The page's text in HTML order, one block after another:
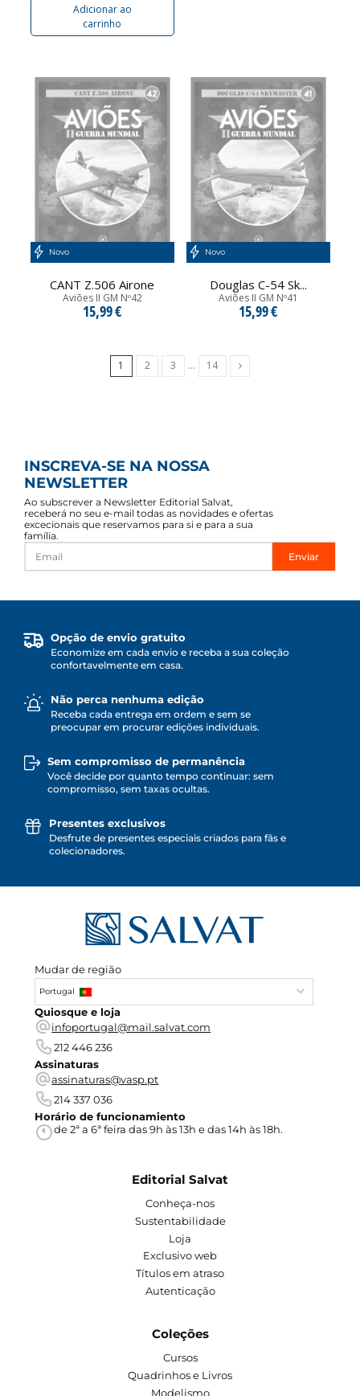
Adicionar ao
carrinho
Novo
CANT Z.506 Airone
Aviões II GM Nº42
15,99 €
Novo
Douglas C-54 Sk...
Aviões II GM Nº41
15,99 €
1 2 3 … 14 Próximo
INSCREVA-SE NA NOSSA
NEWSLETTER
Ao subscrever a Newsletter Editorial Salvat,
receberá no seu e-mail todas as novidades e ofertas
excecionais que reservamos para si e para a sua
família.
Enviar
Opção de envio gratuito
Economize em cada envio e receba a sua coleção
confortavelmente em casa.
Não perca nenhuma edição
Receba cada entrega em ordem e sem se
preocupar em procurar edições individuais.
Sem compromisso de permanência
Você decide por quanto tempo continuar: sem
compromisso, sem taxas ocultas.
Presentes exclusivos
Desfrute de presentes especiais criados para fãs e
colecionadores.
Mudar de região
Portugal
Quiosque e loja
infoportugal@mail.salvat.com
212 446 236
Assinaturas
assinaturas@vasp.pt
214 337 036
Horário de funcionamiento
de 2ª a 6ª feira das 9h às 13h e das 14h às 18h.
Editorial Salvat
Conheça-nos
Sustentabilidade
Loja
Exclusivo web
Títulos em atraso
Autenticação
Coleções
Cursos
Quadrinhos e Livros
Modelismo